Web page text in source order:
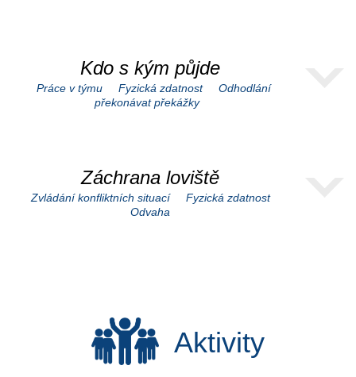
Kdo s kým půjde
Práce v týmu Fyzická zdatnost
Odhodlání
překonávat překážky
Záchrana loviště
Zvládání konfliktních situací
Fyzická zdatnost
Odvaha
Aktivity